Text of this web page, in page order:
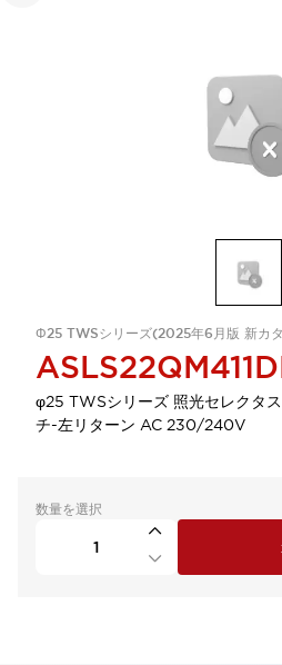
Φ25 TWSシリーズ(2025年6月版 新カ
φ25 TWSシリーズ 照光セレクタ
チ-左リターン AC 230/240V
数量を選択